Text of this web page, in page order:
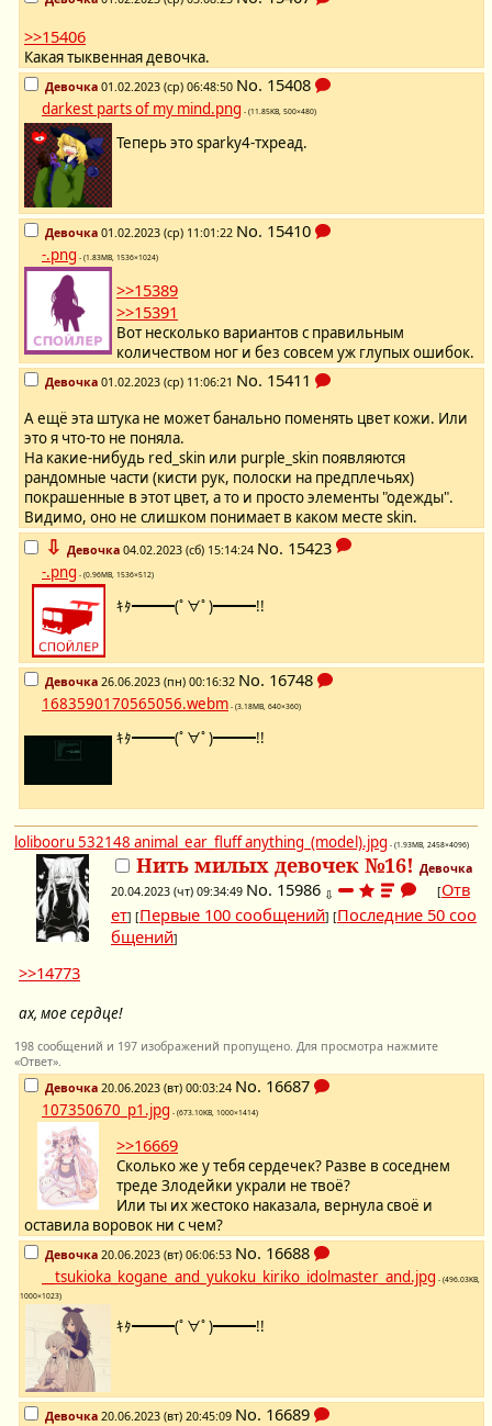
>>15406
Какая тыквенная девочка.
Девочка 01.02.2023 (ср) 06:48:50 No. 15408
darkest parts of my mind.png - (11.85KB, 500×480)
Теперь это sparky4-тхреад.
Девочка 01.02.2023 (ср) 11:01:22 No. 15410
-.png - (1.83MB, 1536×1024)
>>15389
>>15391
Вот несколько вариантов с правильным
количеством ног и без совсем уж глупых ошибок.
Девочка 01.02.2023 (ср) 11:06:21 No. 15411
А ещё эта штука не может банально поменять цвет кожи. Или
это я что-то не поняла.
На какие-нибудь red_skin или purple_skin появляются
рандомные части (кисти рук, полоски на предплечьях)
покрашенные в этот цвет, а то и просто элементы "одежды".
Видимо, оно не слишком понимает в каком месте skin.
⇩ Девочка 04.02.2023 (сб) 15:14:24 No. 15423
-.png - (0.96MB, 1536×512)
ｷﾀ━━━(ﾟ∀ﾟ)━━━!!
Девочка 26.06.2023 (пн) 00:16:32 No. 16748
1683590170565056.webm - (3.18MB, 640×360)
ｷﾀ━━━(ﾟ∀ﾟ)━━━!!
lolibooru 532148 animal_ear_fluff anything_(model).jpg - (1.93MB, 2458×4096)
Нить милых девочек №16! Девочка
20.04.2023 (чт) 09:34:49 No. 15986 ⇩ [Отв
ет] [Первые 100 сообщений] [Последние 50 соо
бщений]
>>14773
ах, мое сердце!
198 сообщений и 197 изображений пропущено. Для просмотра нажмите
«Ответ».
Девочка 20.06.2023 (вт) 00:03:24 No. 16687
107350670_p1.jpg - (673.10KB, 1000×1414)
>>16669
Сколько же у тебя сердечек? Разве в соседнем
треде Злодейки украли не твоё?
Или ты их жестоко наказала, вернула своё и
оставила воровок ни с чем?
Девочка 20.06.2023 (вт) 06:06:53 No. 16688
__tsukioka_kogane_and_yukoku_kiriko_idolmaster_and.jpg - (496.03KB,
1000×1023)
ｷﾀ━━━(ﾟ∀ﾟ)━━━!!
Девочка 20.06.2023 (вт) 20:45:09 No. 16689